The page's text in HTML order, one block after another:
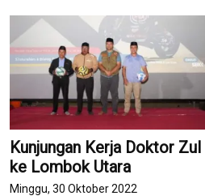
Kunjungan Kerja Doktor Zul
ke Lombok Utara
Minggu, 30 Oktober 2022